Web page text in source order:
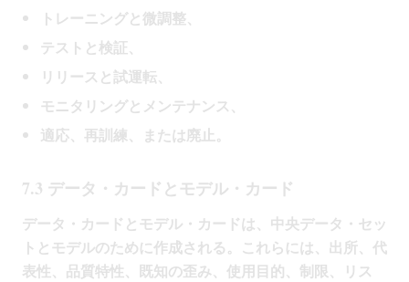
トレーニングと微調整、
テストと検証、
リリースと試運転、
モニタリングとメンテナンス、
適応、再訓練、または廃止。
7.3 データ・カードとモデル・カード
データ・カードとモデル・カードは、中央データ・セッ
トとモデルのために作成される。これらには、出所、代
表性、品質特性、既知の歪み、使用目的、制限、リス